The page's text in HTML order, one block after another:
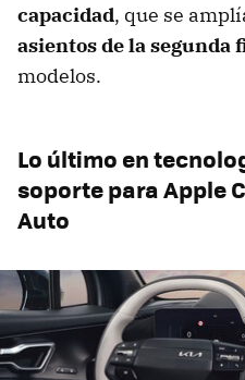
capacidad, que se
asientos de la segunda
modelos.
Lo último en
soporte para Apple
Auto